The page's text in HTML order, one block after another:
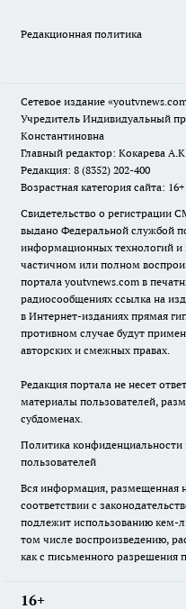
Редакционная политика
Сетевое издание
Учредитель Индивидуальный
Константиновна
Главный редактор: Кокарева
Редакция: 8 (8352) 202-400
Возрастная категория сайта: 16+
Свидетельство о регистрации
выдано Федеральной службой
информационных технологий
частичном или полном
портала youtvnews.com в
радиосообщениях ссылка на
в Интернет-изданиях прямая
противном случае будут
авторских и смежных правах.
Редакция портала не несет
материалы пользователей,
субдоменах.
Политика
пользователей
Вся информация, размещенная
соответствии с
подлежит использованию кем-
том числе воспроизведению,
как с письменного разрешения
16+